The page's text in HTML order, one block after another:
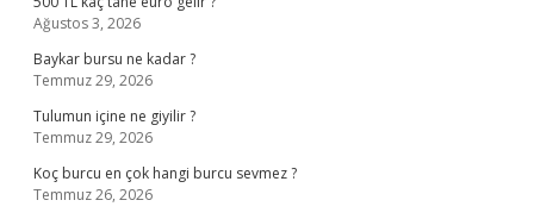
Ağustos 3, 2026
Baykar bursu ne kadar ?
Temmuz 29, 2026
Tulumun içine ne giyilir ?
Temmuz 29, 2026
Koç burcu en çok hangi burcu sevmez ?
Temmuz 26, 2026